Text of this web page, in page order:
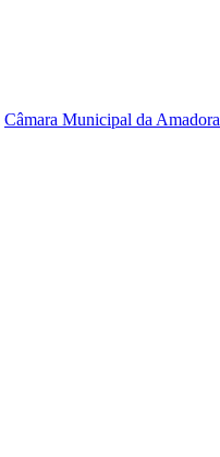
Câmara Municipal da Amadora